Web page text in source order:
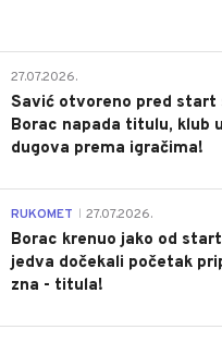
27.07.2026.
Savić otvoreno pred start
Borac napada titulu, klub
dugova prema igračima!
RUKOMET 27.07.2026.
Borac krenuo jako od
jedva dočekali početak
zna - titula!